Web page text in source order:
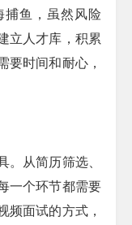
鱼，虽然风险
立人才库，积累
要时间和耐心，
从简历筛选、
一个环节都需要
频面试的方式，